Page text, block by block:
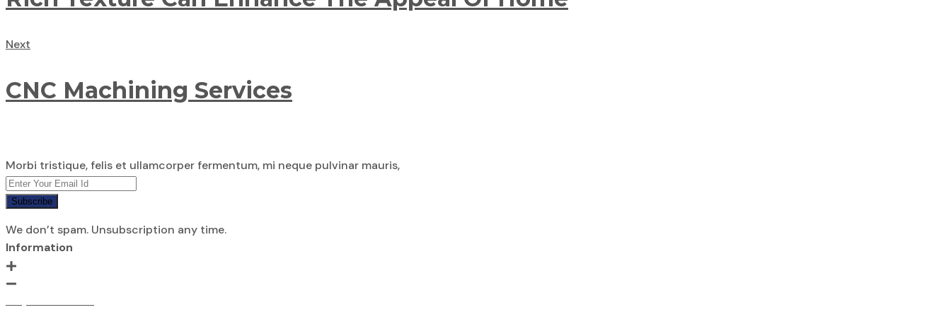
Next
CNC Machining Services
Morbi tristique, felis et ullamcorper fermentum, mi neque pulvinar mauris,
Subscribe
We don’t spam. Unsubscription any time.
Information